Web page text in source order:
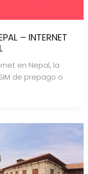
– INTERNET
en Nepal, la
de prepago o